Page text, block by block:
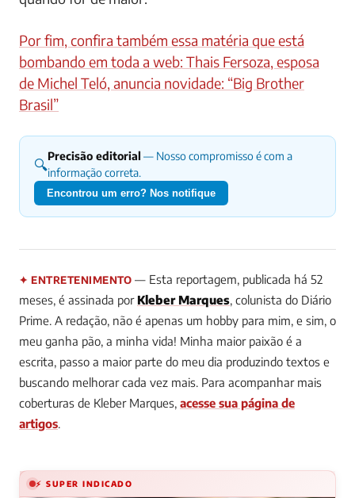
Por fim, confira também essa matéria que está
bombando em toda a web: Thais Fersoza, esposa
de Michel Teló, anuncia novidade: “Big Brother
Brasil”
🔍Precisão editorial — Nosso compromisso é com a
informação correta.
Encontrou um erro? Nos notifique
✦ ENTRETENIMENTO — Esta reportagem, publicada há 52
meses, é assinada por Kleber Marques, colunista do Diário
Prime. A redação, não é apenas um hobby para mim, e sim, o
meu ganha pão, a minha vida! Minha maior paixão é a
escrita, passo a maior parte do meu dia produzindo textos e
buscando melhorar cada vez mais. Para acompanhar mais
coberturas de Kleber Marques, acesse sua página de
artigos.
⚡ SUPER INDICADO